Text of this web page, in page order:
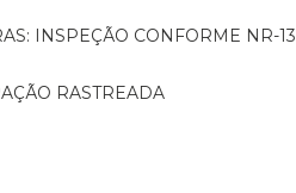
INSPEÇÃO CONFORME NR-13
RASTREADA